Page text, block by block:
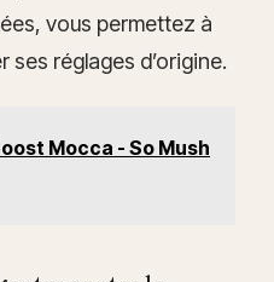
vous permettez à
réglages d’origine.
Mocca - So Mush